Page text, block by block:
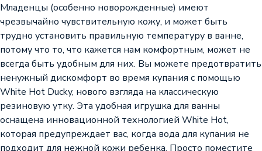
Младенцы (особенно новорожденные) имеют
чрезвычайно чувствительную кожу, и может быть
трудно установить правильную температуру в ванне,
потому что то, что кажется нам комфортным, может не
всегда быть удобным для них. Вы можете предотвратить
ненужный дискомфорт во время купания с помощью
White Hot Ducky, нового взгляда на классическую
резиновую утку. Эта удобная игрушка для ванны
оснащена инновационной технологией White Hot,
которая предупреждает вас, когда вода для купания не
подходит для нежной кожи ребенка. Просто поместите